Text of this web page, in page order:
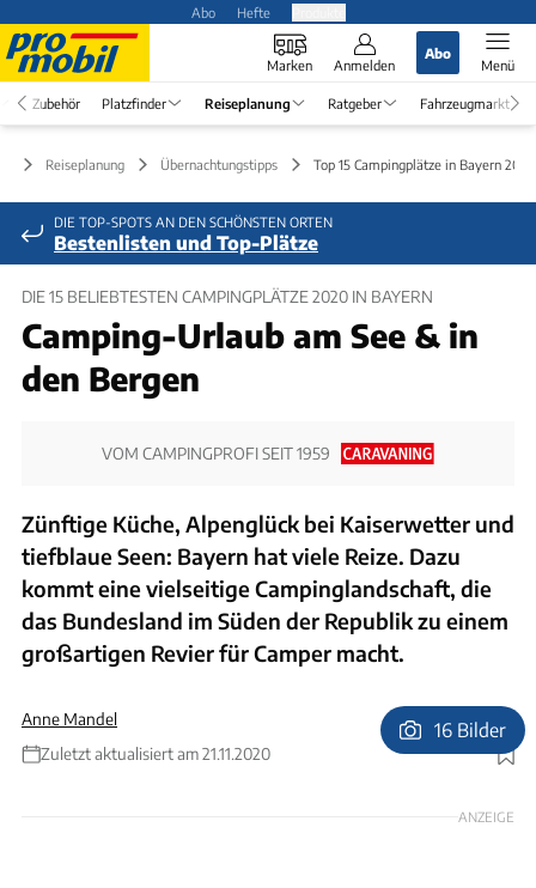
Abo Hefte
Marken Anmelden
Abo
Menü
Zubehör Platzfinder Reiseplanung Ratgeber Fahrzeugmarkt
Reiseplanung Übernachtungstipps Top 15 Campingplätze in Bayern 2020
DIE TOP-SPOTS AN DEN SCHÖNSTEN ORTEN
Bestenlisten und Top-Plätze
DIE 15 BELIEBTESTEN CAMPINGPLÄTZE 2020 IN BAYERN
Camping-Urlaub am See & in
den Bergen
VOM CAMPINGPROFI SEIT 1959
Zünftige Küche, Alpenglück bei Kaiserwetter und
tiefblaue Seen: Bayern hat viele Reize. Dazu
kommt eine vielseitige Campinglandschaft, die
das Bundesland im Süden der Republik zu einem
großartigen Revier für Camper macht.
Anne Mandel
Zuletzt aktualisiert am 21.11.2020
Foto: camping.info
16 Bilder
ANZEIGE